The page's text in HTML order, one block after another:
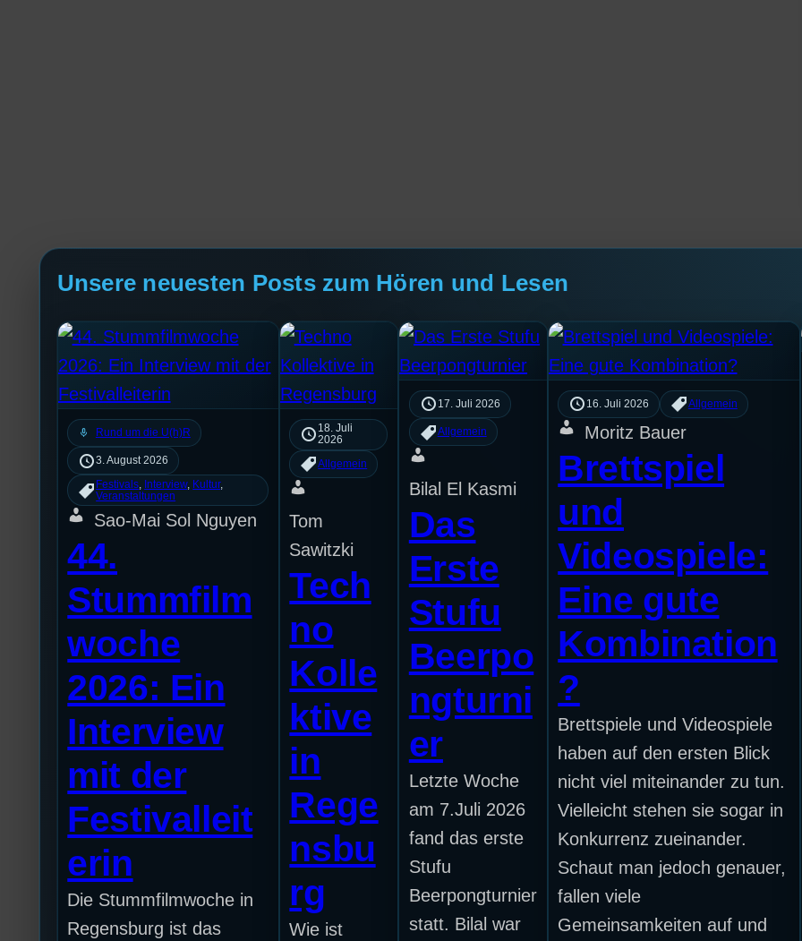
Unsere neuesten Posts zum Hören und Lesen
mic Rund um die U(h)R
3. August 2026
Festivals Interview, Kultur
Veranstaltungen
Sao-Mai Sol Nguyen
44.
Stummfilm
woche
2026: Ein
Interview
mit der
Festivalleit
erin
Die Stummfilmwoche in
Regensburg ist das
18. Juli
2026
Allgemein
Tom
Sawitzki
Tech
no
Kolle
ktive
in
Rege
nsbu
rg
Wie ist
17. Juli 2026
Allgemein
Bilal El Kasmi
Das
Erste
Stufu
Beerpo
ngturni
er
Letzte Woche
am 7.Juli 2026
fand das erste
Stufu
Beerpongturnier
statt. Bilal war
16. Juli 2026 Allgemein
Moritz Bauer
Brettspiel
und
Videospiele:
Eine gute
Kombination
?
Brettspiele und Videospiele
haben auf den ersten Blick
nicht viel miteinander zu tun.
Vielleicht stehen sie sogar in
Konkurrenz zueinander.
Schaut man jedoch genauer,
fallen viele
Gemeinsamkeiten auf und